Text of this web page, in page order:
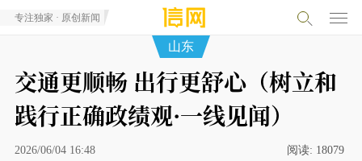
专注独家 · 原创新闻
山东
交通更顺畅 出行更舒心（树立和
践行正确政绩观·一线见闻）
2026/06/04 16:48 阅读: 18079